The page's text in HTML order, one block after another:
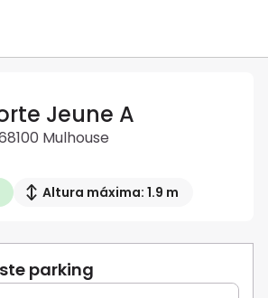
Jeune A
Mulhouse
Altura máxima: 1.9 m
parking